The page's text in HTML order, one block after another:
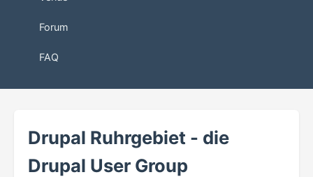
Forum
FAQ
Drupal Ruhrgebiet - die
Drupal User Group